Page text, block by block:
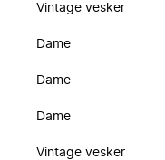
Vintage vesker
Dame
Dame
Dame
Vintage vesker